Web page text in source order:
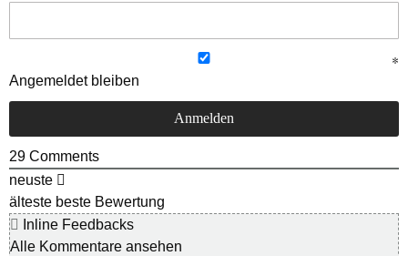
Angemeldet bleiben
29 Comments
neuste
älteste beste Bewertung
Inline Feedbacks
Alle Kommentare ansehen